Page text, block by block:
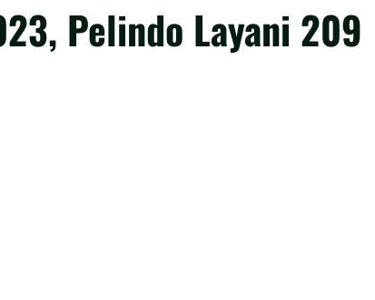
Pelindo Layani 209